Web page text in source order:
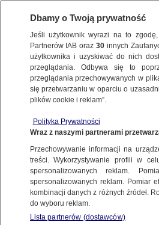
OPOLE
zatrzymała 25- i 16-latka
23.09.2025, 11:59
Posłuchaj artykułu
Czyta lektor AI
Dbamy o Twoją prywatność
Jeśli użytkownik wyrazi na to
Partnerów IAB oraz30 innych
użytkownika i uzyskiwać do nich
przeglądania. Odbywa się to
przeglądania przechowywanych w
się przetwarzaniu w oparciu o
plików cookie i reklam”.
Polityka Prywatności
Wraz z naszymi partnerami
Przechowywanie informacji na
treści. Wykorzystywanie profili w
spersonalizowanych reklam.
spersonalizowanych reklam. Pomiar
kombinacji danych z różnych źródeł.
do wyboru reklam.
Lista partnerów (dostawców)